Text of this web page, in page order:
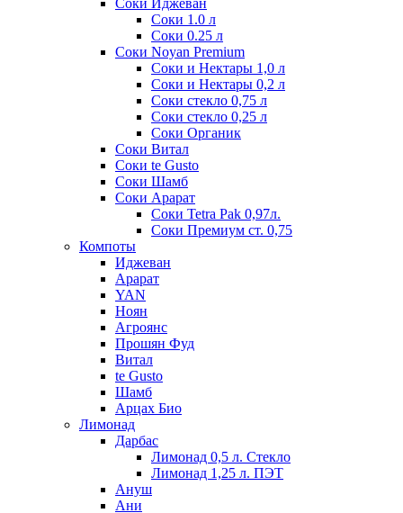
Соки Иджеван
Соки 1.0 л
Соки 0.25 л
Соки Noyan Premium
Соки и Нектары 1,0 л
Соки и Нектары 0,2 л
Соки стекло 0,75 л
Соки стекло 0,25 л
Соки Органик
Соки Витал
Соки te Gusto
Соки Шамб
Соки Арарат
Соки Tetra Pak 0,97л.
Соки Премиум ст. 0,75
Компоты
Иджеван
Арарат
YAN
Ноян
Агроянс
Прошян Фуд
Витал
te Gusto
Шамб
Арцах Био
Лимонад
Дарбас
Лимонад 0,5 л. Стекло
Лимонад 1,25 л. ПЭТ
Ануш
Ани